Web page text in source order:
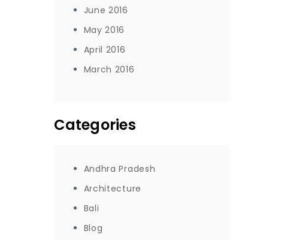
June 2016
May 2016
April 2016
March 2016
Categories
Andhra Pradesh
Architecture
Bali
Blog